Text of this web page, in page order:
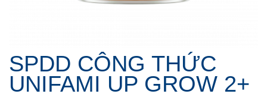
SPDD CÔNG THỨC
UNIFAMI UP GROW 2+